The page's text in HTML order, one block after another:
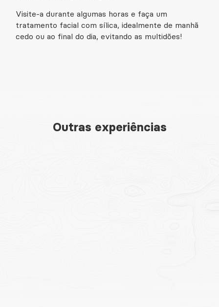
Visite-a durante algumas horas e faça um
tratamento facial com sílica, idealmente de manhã
cedo ou ao final do dia, evitando as multidões!
Outras experiências